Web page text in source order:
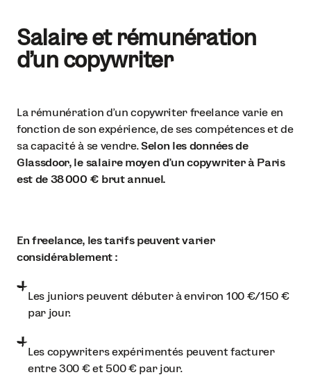
Salaire et rémunération
d’un copywriter
La rémunération d’un copywriter freelance varie en
fonction de son expérience, de ses compétences et de
sa capacité à se vendre.Selon les données de
Glassdoor, le salaire moyen d’un copywriter à Paris
est de 38 000 € brut annuel.
En freelance, les tarifs peuvent varier
considérablement :
Les juniors peuvent débuter à environ 100 €/150 €
par jour.
Les copywriters expérimentés peuvent facturer
entre 300 € et 500 € par jour.